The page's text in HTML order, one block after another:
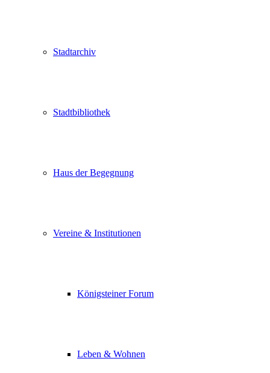
Stadtarchiv
Stadtbibliothek
Haus der Begegnung
Vereine & Institutionen
Königsteiner Forum
Leben & Wohnen